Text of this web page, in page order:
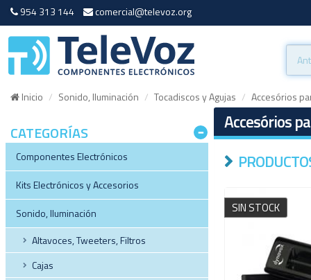
954 313 144 comercial@televoz.org
Inicio Sonido, Iluminación Tocadiscos y Agujas Accesórios
CATEGORÍAS
Componentes Electrónicos
Kits Electrónicos y Accesorios
Sonido, Iluminación
Altavoces, Tweeters, Filtros
Cajas
Accesórios
SIN STOCK